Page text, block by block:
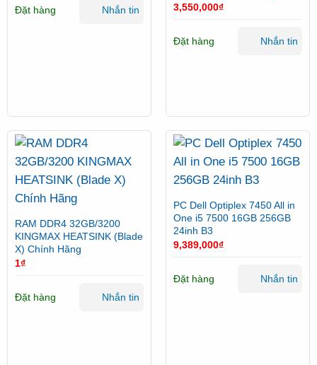
Đặt hàng Nhắn tin
3,550,000₫
Đặt hàng Nhắn tin
RAM DDR4 32GB/3200
KINGMAX HEATSINK (Blade
X) Chính Hãng
1₫
Đặt hàng Nhắn tin
PC Dell Optiplex 7450 All in
One i5 7500 16GB 256GB
24inh B3
9,389,000₫
Đặt hàng Nhắn tin